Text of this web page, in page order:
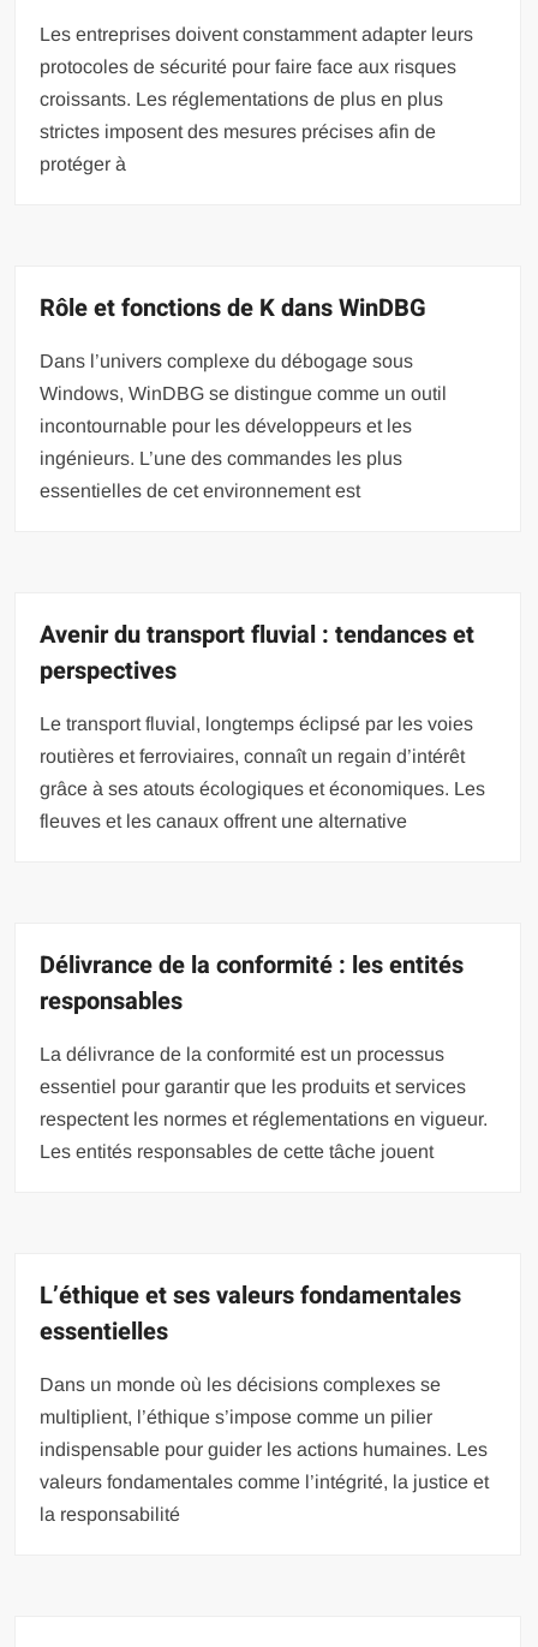
Les entreprises doivent constamment adapter leurs
protocoles de sécurité pour faire face aux risques
croissants. Les réglementations de plus en plus
strictes imposent des mesures précises afin de
protéger à
Rôle et fonctions de K dans WinDBG
Dans l’univers complexe du débogage sous
Windows, WinDBG se distingue comme un outil
incontournable pour les développeurs et les
ingénieurs. L’une des commandes les plus
essentielles de cet environnement est
Avenir du transport fluvial : tendances et
perspectives
Le transport fluvial, longtemps éclipsé par les voies
routières et ferroviaires, connaît un regain d’intérêt
grâce à ses atouts écologiques et économiques. Les
fleuves et les canaux offrent une alternative
Délivrance de la conformité : les entités
responsables
La délivrance de la conformité est un processus
essentiel pour garantir que les produits et services
respectent les normes et réglementations en vigueur.
Les entités responsables de cette tâche jouent
L’éthique et ses valeurs fondamentales
essentielles
Dans un monde où les décisions complexes se
multiplient, l’éthique s’impose comme un pilier
indispensable pour guider les actions humaines. Les
valeurs fondamentales comme l’intégrité, la justice et
la responsabilité